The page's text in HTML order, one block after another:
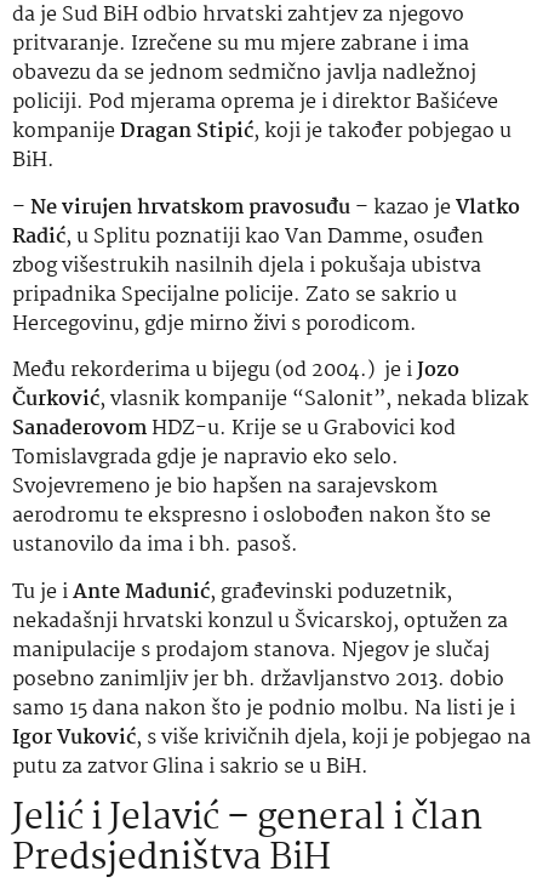
da je Sud BiH odbio hrvatski zahtjev za njegovo
pritvaranje. Izrečene su mu mjere zabrane i ima
obavezu da se jednom sedmično javlja nadležnoj
policiji. Pod mjerama oprema je i direktor Bašićeve
kompanijeDragan Stipić, koji je također pobjegao u
BiH.
–Ne virujen hrvatskom pravosuđu– kazao jeVlatko
Radić, u Splitu poznatiji kao Van Damme, osuđen
zbog višestrukih nasilnih djela i pokušaja ubistva
pripadnika Specijalne policije. Zato se sakrio u
Hercegovinu, gdje mirno živi s porodicom.
Među rekorderima u bijegu (od 2004.) je iJozo
Čurković, vlasnik kompanije “Salonit”, nekada blizak
SanaderovomHDZ-u. Krije se u Grabovici kod
Tomislavgrada gdje je napravio eko selo.
Svojevremeno je bio hapšen na sarajevskom
aerodromu te ekspresno i oslobođen nakon što se
ustanovilo da ima i bh. pasoš.
Tu je iAnte Madunić, građevinski poduzetnik,
nekadašnji hrvatski konzul u Švicarskoj, optužen za
manipulacije s prodajom stanova. Njegov je slučaj
posebno zanimljiv jer bh. državljanstvo 2013. dobio
samo 15 dana nakon što je podnio molbu. Na listi je i
Igor Vuković, s više krivičnih djela, koji je pobjegao na
putu za zatvor Glina i sakrio se u BiH.
Jelić i Jelavić – general i član
Predsjedništva BiH